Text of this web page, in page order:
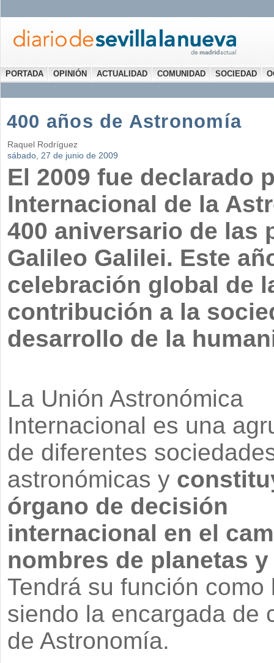
PORTADA OPINIÓN ACTUALIDAD COMUNIDAD SOCIEDAD
400 años de Astronomía
Raquel Rodríguez
sábado, 27 de junio de 2009
El 2009 fue declarado
Internacional de la
400 aniversario de las
Galileo Galilei. Este
celebración global de
contribución a la
desarrollo de la
La Unión Astronómica
Internacional es una
de diferentes
astronómicas y
órgano de decisión
internacional en el
nombres de planetas
Tendrá su función
siendo la encargada de
de Astronomía.